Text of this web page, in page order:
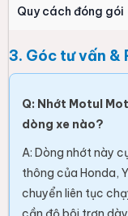
Quy cách đóng gói
3. Góc tư vấn &
Q: Nhớt Motul
dòng xe nào?
A: Dòng nhớt này
thông của Honda,
chuyển liên tục